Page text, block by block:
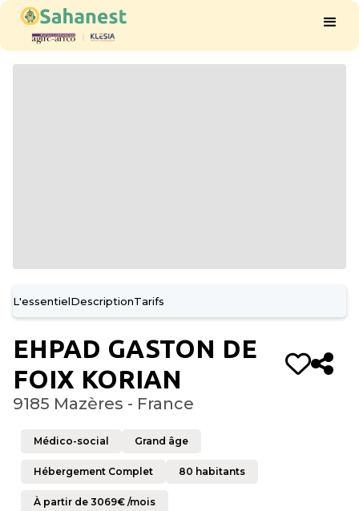
L'essentielDescriptionTarifs
EHPAD GASTON DE
FOIX KORIAN
9185 Mazères - France
Médico-social Grand âge
Hébergement Complet 80 habitants
À partir de 3069€ /mois